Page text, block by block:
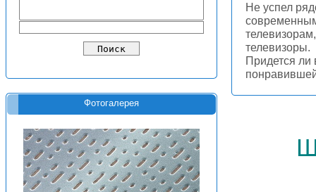
Фотогалерея
Не успел
телевизоры.
Придется ли